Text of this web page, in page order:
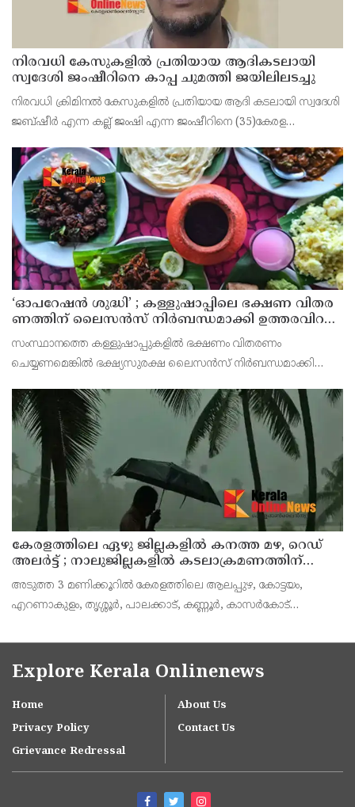
നിരവധി കേസുകളിൽ പ്രതിയായ ആദികടലായി
സ്വദേശി ജംഷീറിനെ കാപ്പ ചുമത്തി ജയിലിലടച്ചു
നിരവധി ക്രിമിനൽ കേസുകളിൽ പ്രതിയായ ആദി കടലായി സ്വദേശി
ജബ്ഷീർ എന്ന കല്ല് ജംഷി എന്ന ജംഷീറിനെ (35)കേരള
കണ്ണൂർ സെൻട്രൽ ജയിലിലടച്ചു.
‘ഓ​പ​റേ​ഷ​ൻ ശു​ദ്ധി’ ; ക​ള്ളു​ഷാ​പ്പി​ലെ ഭ​ക്ഷ​ണ വി​ത​ര​
ണ​ത്തി​ന് ലൈ​സ​ൻ​സ് നി​ർ​ബ​ന്ധ​മാ​ക്കി ഉ​ത്ത​ര​വി​റ​
സംസ്ഥാനത്തെ കള്ളുഷാപ്പുകളിൽ ഭക്ഷണം വിതരണം
ചെയ്യണമെങ്കിൽ ഭക്ഷ്യസുരക്ഷ ലൈസൻസ് നിർബന്ധമാക്കി
പരിശോധന നടത്താനും ലൈസൻസില്ലാതെ ഭക്ഷണം വിതരണം
ചെയ്യുന്ന സ്ഥാപനങ്
കേരളത്തിലെ ഏഴു ജില്ലകളിൽ കനത്ത മഴ, റെഡ്
അലർട്ട് ; നാലുജില്ലകളിൽ കടലാക്രമണത്തിന്
സാധ്യത
അടുത്ത 3 മണിക്കൂറിൽ കേരളത്തിലെ ആലപ്പുഴ, കോട്ടയം,
എറണാകുളം, തൃശ്ശൂർ, പാലക്കാട്, കണ്ണൂർ, കാസർകോട്
ശക്തമായ മഴയ്ക്കും മണിക്കൂറിൽ 50 കി.മീ വ
Explore Kerala Onlinenews
Home
About Us
Privacy Policy
Contact Us
Grievance Redressal